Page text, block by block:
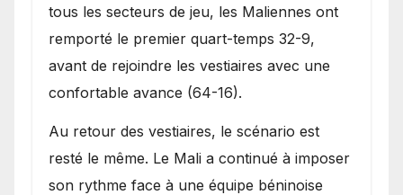
tous les secteurs de jeu, les Maliennes ont
remporté le premier quart-temps 32-9,
avant de rejoindre les vestiaires avec une
confortable avance (64-16).
Au retour des vestiaires, le scénario est
resté le même. Le Mali a continué à imposer
son rythme face à une équipe béninoise